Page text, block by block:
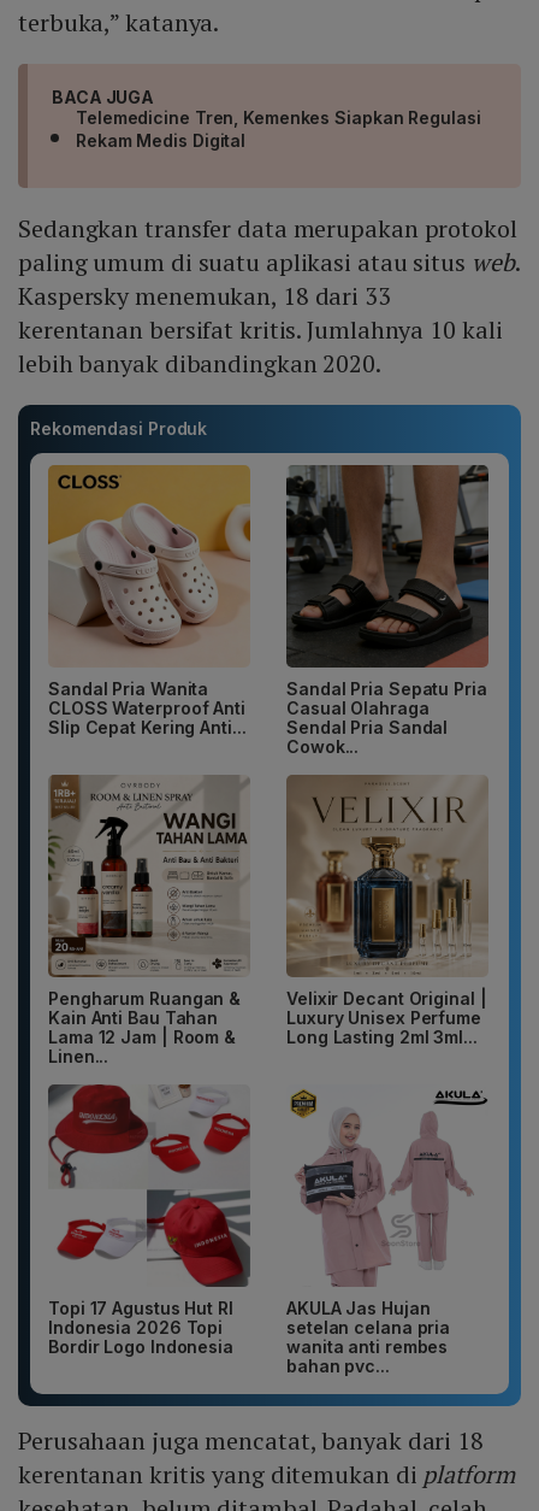
terbuka,” katanya.
BACA JUGA
Telemedicine Tren, Kemenkes Siapkan Regulasi
Rekam Medis Digital
Sedangkan transfer data merupakan protokol
paling umum di suatu aplikasi atau situs web.
Kaspersky menemukan, 18 dari 33
kerentanan bersifat kritis. Jumlahnya 10 kali
lebih banyak dibandingkan 2020.
Rekomendasi Produk
Sandal Pria Wanita
CLOSS Waterproof Anti
Slip Cepat Kering Anti...
Sandal Pria Sepatu Pria
Casual Olahraga
Sendal Pria Sandal
Cowok...
Pengharum Ruangan &
Kain Anti Bau Tahan
Lama 12 Jam | Room &
Linen...
Velixir Decant Original |
Luxury Unisex Perfume
Long Lasting 2ml 3ml...
Topi 17 Agustus Hut RI
Indonesia 2026 Topi
Bordir Logo Indonesia
AKULA Jas Hujan
setelan celana pria
wanita anti rembes
bahan pvc...
Perusahaan juga mencatat, banyak dari 18
kerentanan kritis yang ditemukan di platform